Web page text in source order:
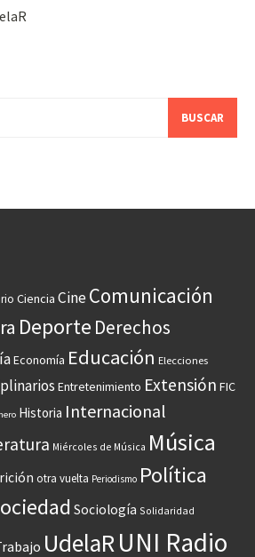
Ciencia CineComunicación
Deporte Derechos
Economía Educación Elecciones
Entretenimiento Extensión FIC
Historia Internacional
Miércoles de Música Música
otra vuelta Periodismo Política
Sociología Solidaridad
UdelaR UNI Radio